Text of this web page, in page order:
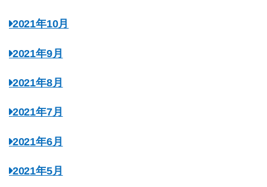
2021年10月
2021年9月
2021年8月
2021年7月
2021年6月
2021年5月